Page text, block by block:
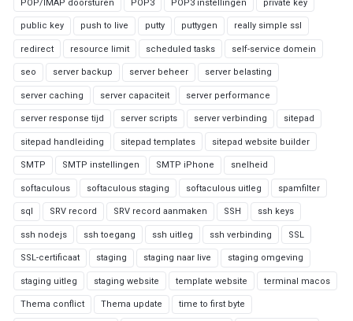
POP/IMAP doorsturen POP3 POP3 instellingen private key
public key push to live putty puttygen really simple ssl
redirect resource limit scheduled tasks self-service domein
seo server backup server beheer server belasting
server caching server capaciteit server performance
server response tijd server scripts server verbinding sitepad
sitepad handleiding sitepad templates sitepad website builder
SMTP SMTP instellingen SMTP iPhone snelheid
softaculous softaculous staging softaculous uitleg spamfilter
sql SRV record SRV record aanmaken SSH ssh keys
ssh nodejs ssh toegang ssh uitleg ssh verbinding SSL
SSL-certificaat staging staging naar live staging omgeving
staging uitleg staging website template website terminal macos
Thema conflict Thema update time to first byte